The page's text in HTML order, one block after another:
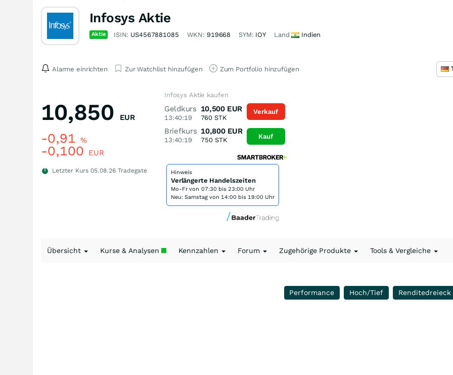
Infosys Aktie
Aktie ISIN: US4567881085 WKN: 919668 SYM: IOY Land Indien
Alarme einrichten Zur Watchlist hinzufügen Zum Portfolio hinzufügen
10,850 EUR
-0,91 %
-0,100 EUR
Letzter Kurs 05.08.26 Tradegate
Infosys Aktie kaufen
Geldkurs
13:40:19
10,500 EUR
760 STK
Briefkurs
13:40:19
10,800 EUR
750STK
Verkauf
Kauf
Hinweis
Verlängerte Handelszeiten
Mo-Fr von 07:30 bis 23:00 Uhr
Neu: Samstag von 14:00 bis 19:00 Uhr
Übersicht Kurse & Analysen Kennzahlen Forum Zugehörige Produkte Tools & Vergleiche
Performance Hoch/Tief Renditedreieck